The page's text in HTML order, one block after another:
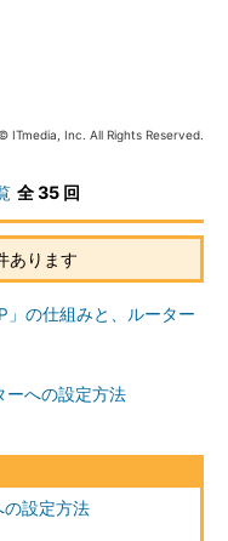
ITmedia, Inc. All Rights Reserved.
全 35 回
あります
」の仕組みと、ルーター
ーへの設定方法
設定方法